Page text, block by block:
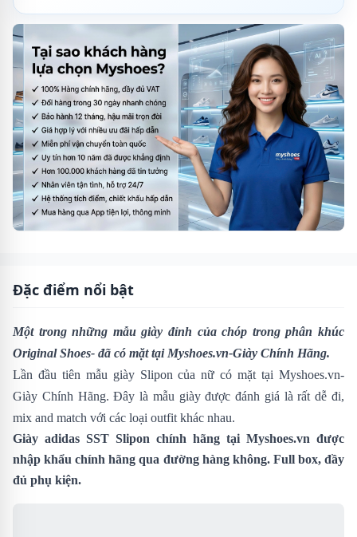
Đặc điểm nổi bật
Một trong những mẫu giày đỉnh của chóp trong phân khúc
Original Shoes- đã có mặt tại Myshoes.vn-Giày Chính Hãng.
Lần đầu tiên mẫu giày Slipon của nữ có mặt tại Myshoes.vn-
Giày Chính Hãng. Đây là mẫu giày được đánh giá là rất dễ đi,
mix and match với các loại outfit khác nhau.
Giày adidas SST Slipon chính hãng tại Myshoes.vn được
nhập khẩu chính hãng qua đường hàng không. Full box, đầy
đủ phụ kiện.